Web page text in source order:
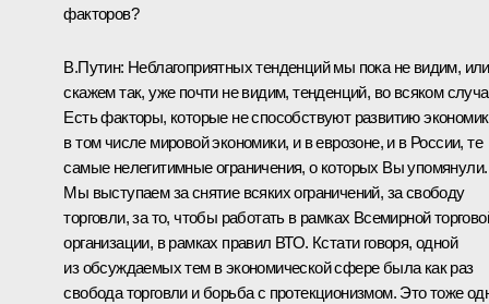
факторов?
В.Путин: Неблагоприятных тенденций мы пока не видим,
скажем так, уже почти не видим, тенденций, во всяком
Есть факторы, которые не способствуют развитию
в том числе мировой экономики, и в еврозоне, и в России, те
самые нелегитимные ограничения, о которых Вы упомянули.
Мы выступаем за снятие всяких ограничений, за свободу
торговли, за то, чтобы работать в рамках Всемирной
организации, в рамках правил ВТО. Кстати говоря, одной
из обсуждаемых тем в экономической сфере была как раз
свобода торговли и борьба с протекционизмом. Это тоже